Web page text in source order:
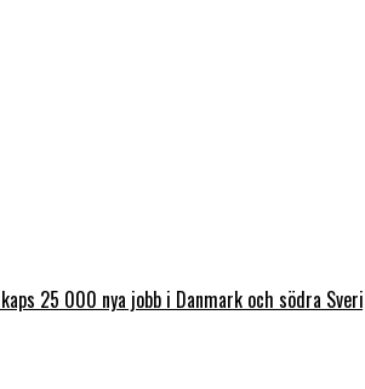
25 000 nya jobb i Danmark och södra